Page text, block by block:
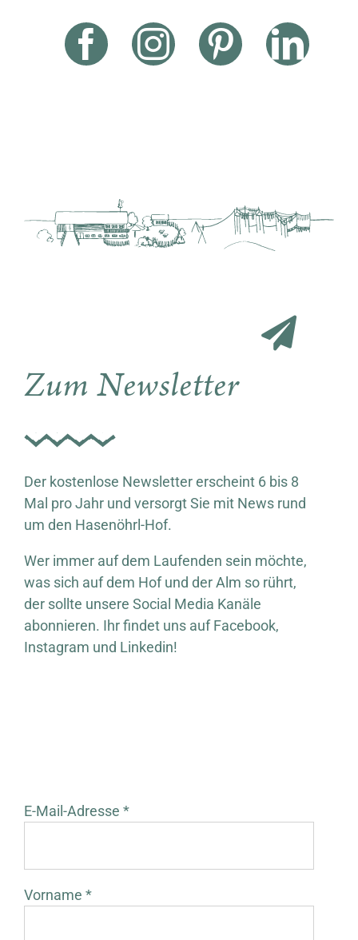
Zum Newsletter
Der kostenlose Newsletter erscheint 6 bis 8
Mal pro Jahr und versorgt Sie mit News rund
um den Hasenöhrl-Hof.
Wer immer auf dem Laufenden sein möchte,
was sich auf dem Hof und der Alm so rührt,
der sollte unsere Social Media Kanäle
abonnieren. Ihr findet uns auf Facebook,
Instagram und Linkedin!
E-Mail-Adresse *
Vorname *